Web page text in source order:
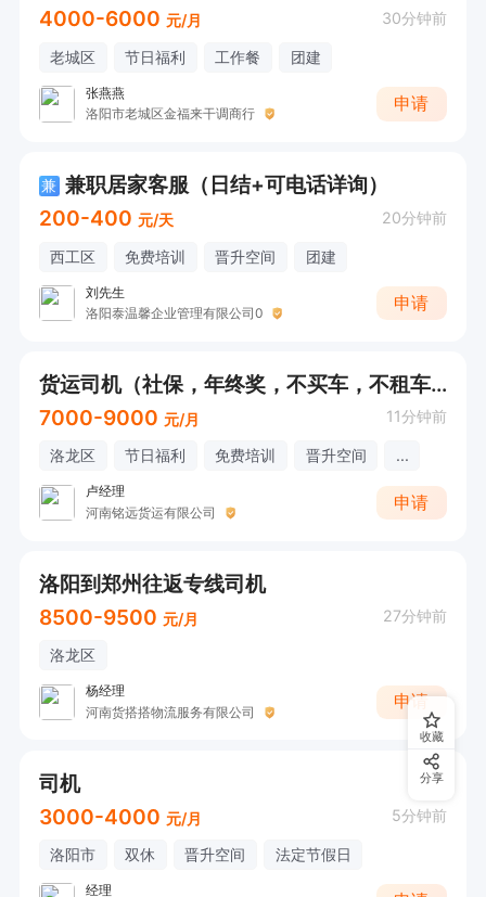
4000-6000 元/月 30分钟前
老城区 节日福利 工作餐 团建
张燕燕
洛阳市老城区金福来干调商行
申请
兼 兼职居家客服（日结+可电话详询）
200-400 元/天 20分钟前
西工区 免费培训 晋升空间 团建
刘先生
洛阳泰温馨企业管理有限公司0
申请
货运司机（社保，年终奖，不买车，不租车，0押金）
7000-9000 元/月 11分钟前
洛龙区 节日福利 免费培训 晋升空间 ...
卢经理
河南铭远货运有限公司
申请
洛阳到郑州往返专线司机
8500-9500 元/月 27分钟前
洛龙区
杨经理
河南货搭搭物流服务有限公司
申请
司机
3000-4000 元/月 5分钟前
洛阳市 双休 晋升空间 法定节假日
经理
收藏
分享